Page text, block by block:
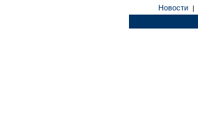
Новости |